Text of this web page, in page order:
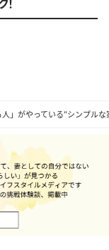
」がやっている“シンプル